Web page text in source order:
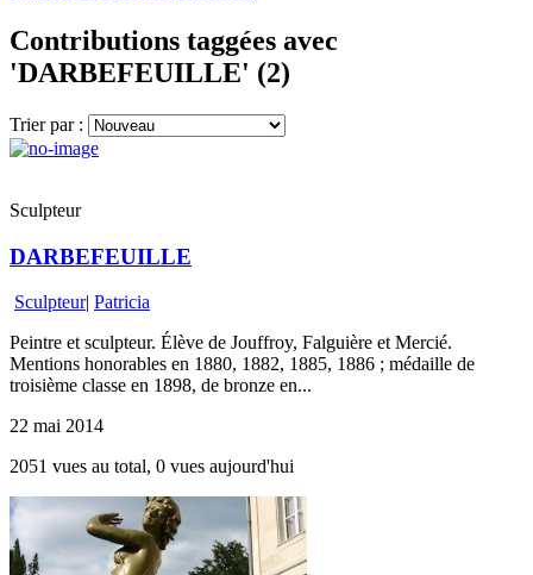
Contributions taggées avec
'DARBEFEUILLE' (2)
Trier par :
Sculpteur
DARBEFEUILLE
Sculpteur| Patricia
Peintre et sculpteur. Élève de Jouffroy, Falguière et Mercié.
Mentions honorables en 1880, 1882, 1885, 1886 ; médaille de
troisième classe en 1898, de bronze en...
22 mai 2014
2051 vues au total, 0 vues aujourd'hui